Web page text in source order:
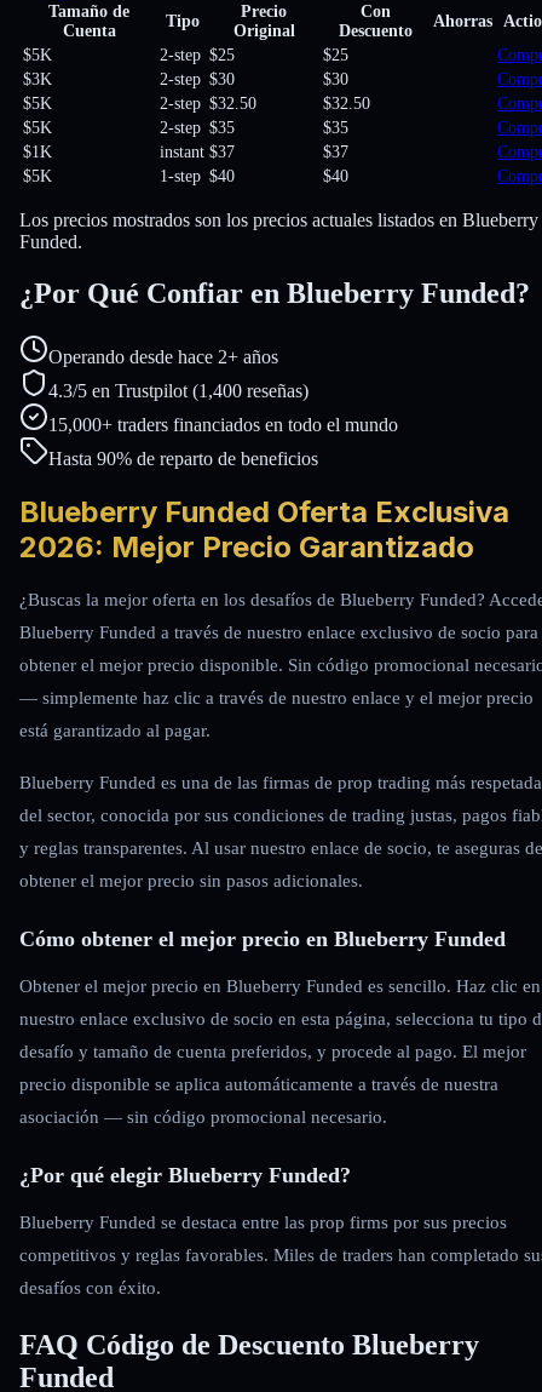
Tamaño de
Cuenta
Tipo
Precio
Original
Con
Descuento
Ahorras
$5K
2-step $25 $25
$3K
2-step $30 $30
$5K
2-step $32.50 $32.50
$5K
2-step $35 $35
$1K
instant $37 $37
$5K
1-step $40 $40
Los precios mostrados son los precios actuales listados en Blueberry
Funded.
¿Por Qué Confiar en Blueberry Funded?
Operando desde hace 2+ años
4.3/5 en Trustpilot (1,400 reseñas)
15,000+ traders financiados en todo el mundo
Hasta 90% de reparto de beneficios
Blueberry Funded Oferta Exclusiva
2026: Mejor Precio Garantizado
¿Buscas la mejor oferta en los desafíos de Blueberry Funded?
Blueberry Funded a través de nuestro enlace exclusivo de socio para
obtener el mejor precio disponible. Sin código promocional
— simplemente haz clic a través de nuestro enlace y el mejor precio
está garantizado al pagar.
Blueberry Funded es una de las firmas de prop trading más
del sector, conocida por sus condiciones de trading justas, pagos
y reglas transparentes. Al usar nuestro enlace de socio, te aseguras de
obtener el mejor precio sin pasos adicionales.
Cómo obtener el mejor precio en Blueberry Funded
Obtener el mejor precio en Blueberry Funded es sencillo. Haz clic en
nuestro enlace exclusivo de socio en esta página, selecciona tu tipo
desafío y tamaño de cuenta preferidos, y procede al pago. El mejor
precio disponible se aplica automáticamente a través de nuestra
asociación — sin código promocional necesario.
¿Por qué elegir Blueberry Funded?
Blueberry Funded se destaca entre las prop firms por sus precios
competitivos y reglas favorables. Miles de traders han completado
desafíos con éxito.
FAQ Código de Descuento Blueberry
Funded